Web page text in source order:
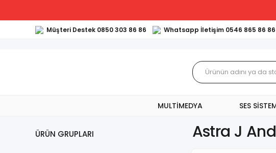
Müşteri Destek 0850 303 86 86 Whatsapp İletişim 0546 865 86 86
MULTİMEDYA SES
ÜRÜN GRUPLARI Astra J